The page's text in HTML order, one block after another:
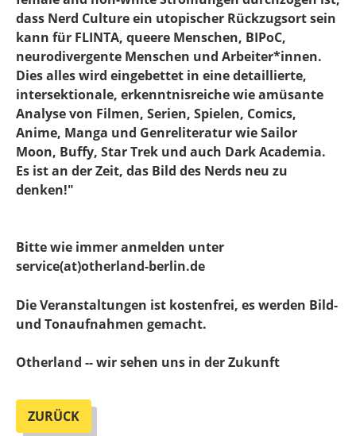
dass Nerd Culture ein utopischer Rückzugsort sein
kann für FLINTA, queere Menschen, BIPoC,
neurodivergente Menschen und Arbeiter*innen.
Dies alles wird eingebettet in eine detaillierte,
intersektionale, erkenntnisreiche wie amüsante
Analyse von Filmen, Serien, Spielen, Comics,
Anime, Manga und Genreliteratur wie Sailor
Moon, Buffy, Star Trek und auch Dark Acade­mia.
Es ist an der Zeit, das Bild des Nerds neu zu
denken!"
Bitte wie immer anmelden unter
service(at)otherland-berlin.de
Die Veranstaltungen ist kostenfrei, es werden Bild-
und Tonaufnahmen gemacht.
Otherland -- wir sehen uns in der Zukunft
ZURÜCK